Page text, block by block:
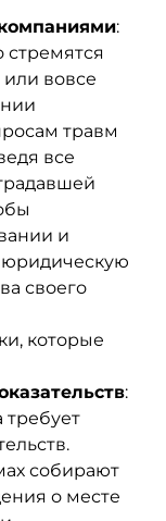
:
стремятся
вовсе
травм
все
и
своего
которые
:
требует
собирают
о месте